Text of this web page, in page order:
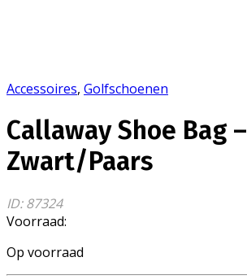
Accessoires, Golfschoenen
Callaway Shoe Bag –
Zwart/Paars
ID: 87324
Voorraad:
Op voorraad